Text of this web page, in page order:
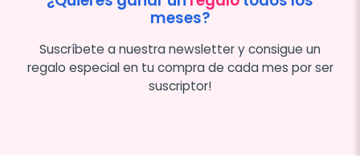
meses?
Suscríbete a nuestra newsletter y consigue un
regalo especial en tu compra de cada mes por ser
suscriptor!